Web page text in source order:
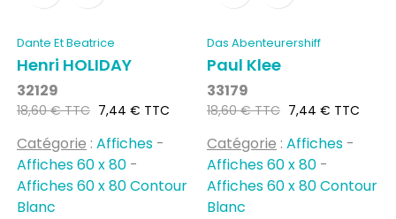
Dante Et Beatrice
Henri HOLIDAY
32129
Prix
18,60 € TTC Prix
7,44 € TTC
Catégorie : Affiches -
Affiches 60 x 80 -
Affiches 60 x 80 Contour
Blanc
Das Abenteurershiff
Paul Klee
33179
Prix
18,60 € TTC Prix
7,44 € TTC
Catégorie : Affiches -
Affiches 60 x 80 -
Affiches 60 x 80 Contour
Blanc